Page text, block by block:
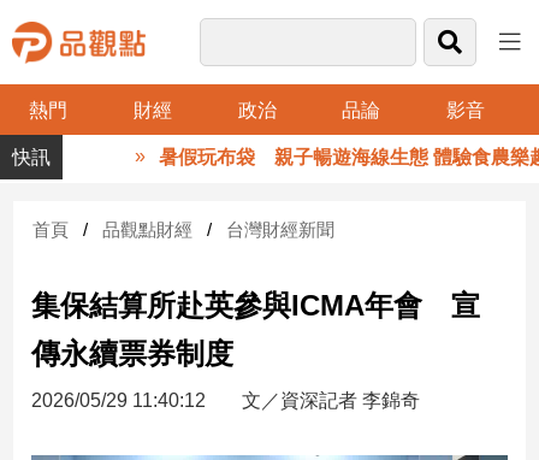
熱門 財經 政治 品論 影音
品
觀
財
台
財
新
暑假玩布袋 親子暢遊海線生態 體驗食農樂趣
首頁 品觀點財經 台灣財經新聞
集保結算所赴英參與ICMA年會 宣
傳永續票券制度
2026/05/29 11:40:12 文／資深記者 李錦奇